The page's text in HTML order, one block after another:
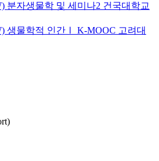
분자생물학 및 세미나2 건국대학교
생물학적 인간Ⅰ
K-MOOC 고려대